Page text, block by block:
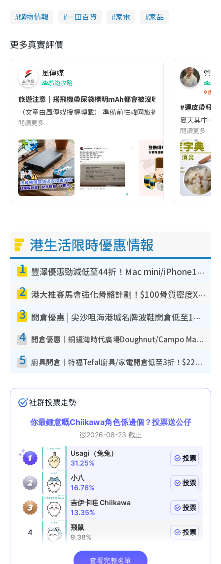
購物情報 一田百貨 家電 家品
更多真實評價
風傳媒
旅遊攻略
旅遊注意｜搭飛機帶尿袋標明mAh都會被沒收😱出發前切記檢查
（文章由風傳媒授權轉載） 準備前往韓國旅遊的民眾，近期要
閱讀更多
營養
香港
#連皮帶籽
夏天其中一
閱讀更多
港生活限時優惠情報
1 豐澤優惠勁減低至44折！Mac mini/iPhone17Pro大減價！廚房家電$220起
2 港大推賽馬會強化骨骼計劃！$100骨質密度X光檢查 完成免費運動訓練送超市禮券！附參加資格
3 開倉優惠 | 尖沙咀海港城名牌波鞋開倉低至1折！On鞋$899起／Joy&Peace鞋履$98起
4 開倉優惠｜銅鑼灣時代廣場Doughnut/Campo Marzio開倉低至1折！背囊、書包、手袋劈價$200起
5 廚具開倉｜特福Tefal廚具/家電開倉低至3折！$220起買平底鍋/炒鑊/湯煲！電飯煲/吸塵機/燙斗$418起